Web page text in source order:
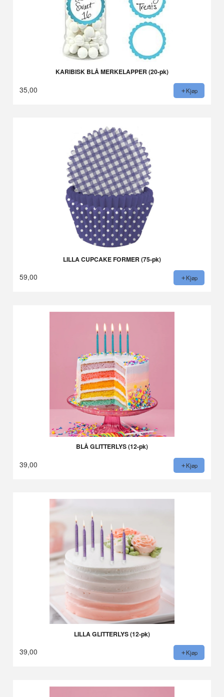
KARIBISK BLÅ MERKELAPPER (20-pk)
35,00 Kjøp
LILLA CUPCAKE FORMER (75-pk)
59,00 Kjøp
BLÅ GLITTERLYS (12-pk)
39,00 Kjøp
LILLA GLITTERLYS (12-pk)
39,00 Kjøp